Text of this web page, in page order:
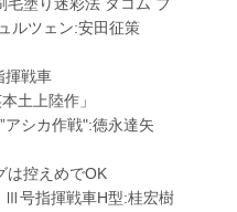
ルツェン:安田征策
揮戦車
土上陸作」
アシカ作戦":徳永達矢
は控えめでOK
Ⅲ号指揮戦車H型:桂宏樹